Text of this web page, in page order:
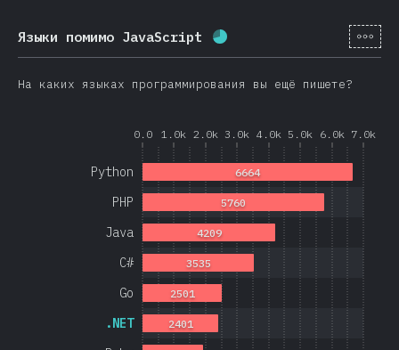
Языки помимо JavaScript Процент заполнения:[ru-
На каких языках программирования вы ещё пишете?
0.0 1.0k 2.0k 3.0k 4.0k 5.0k 6.0k 7.0k
.NET
Go
C#
Java
PHP
Python
2401
2501
3535
4209
5760
6664